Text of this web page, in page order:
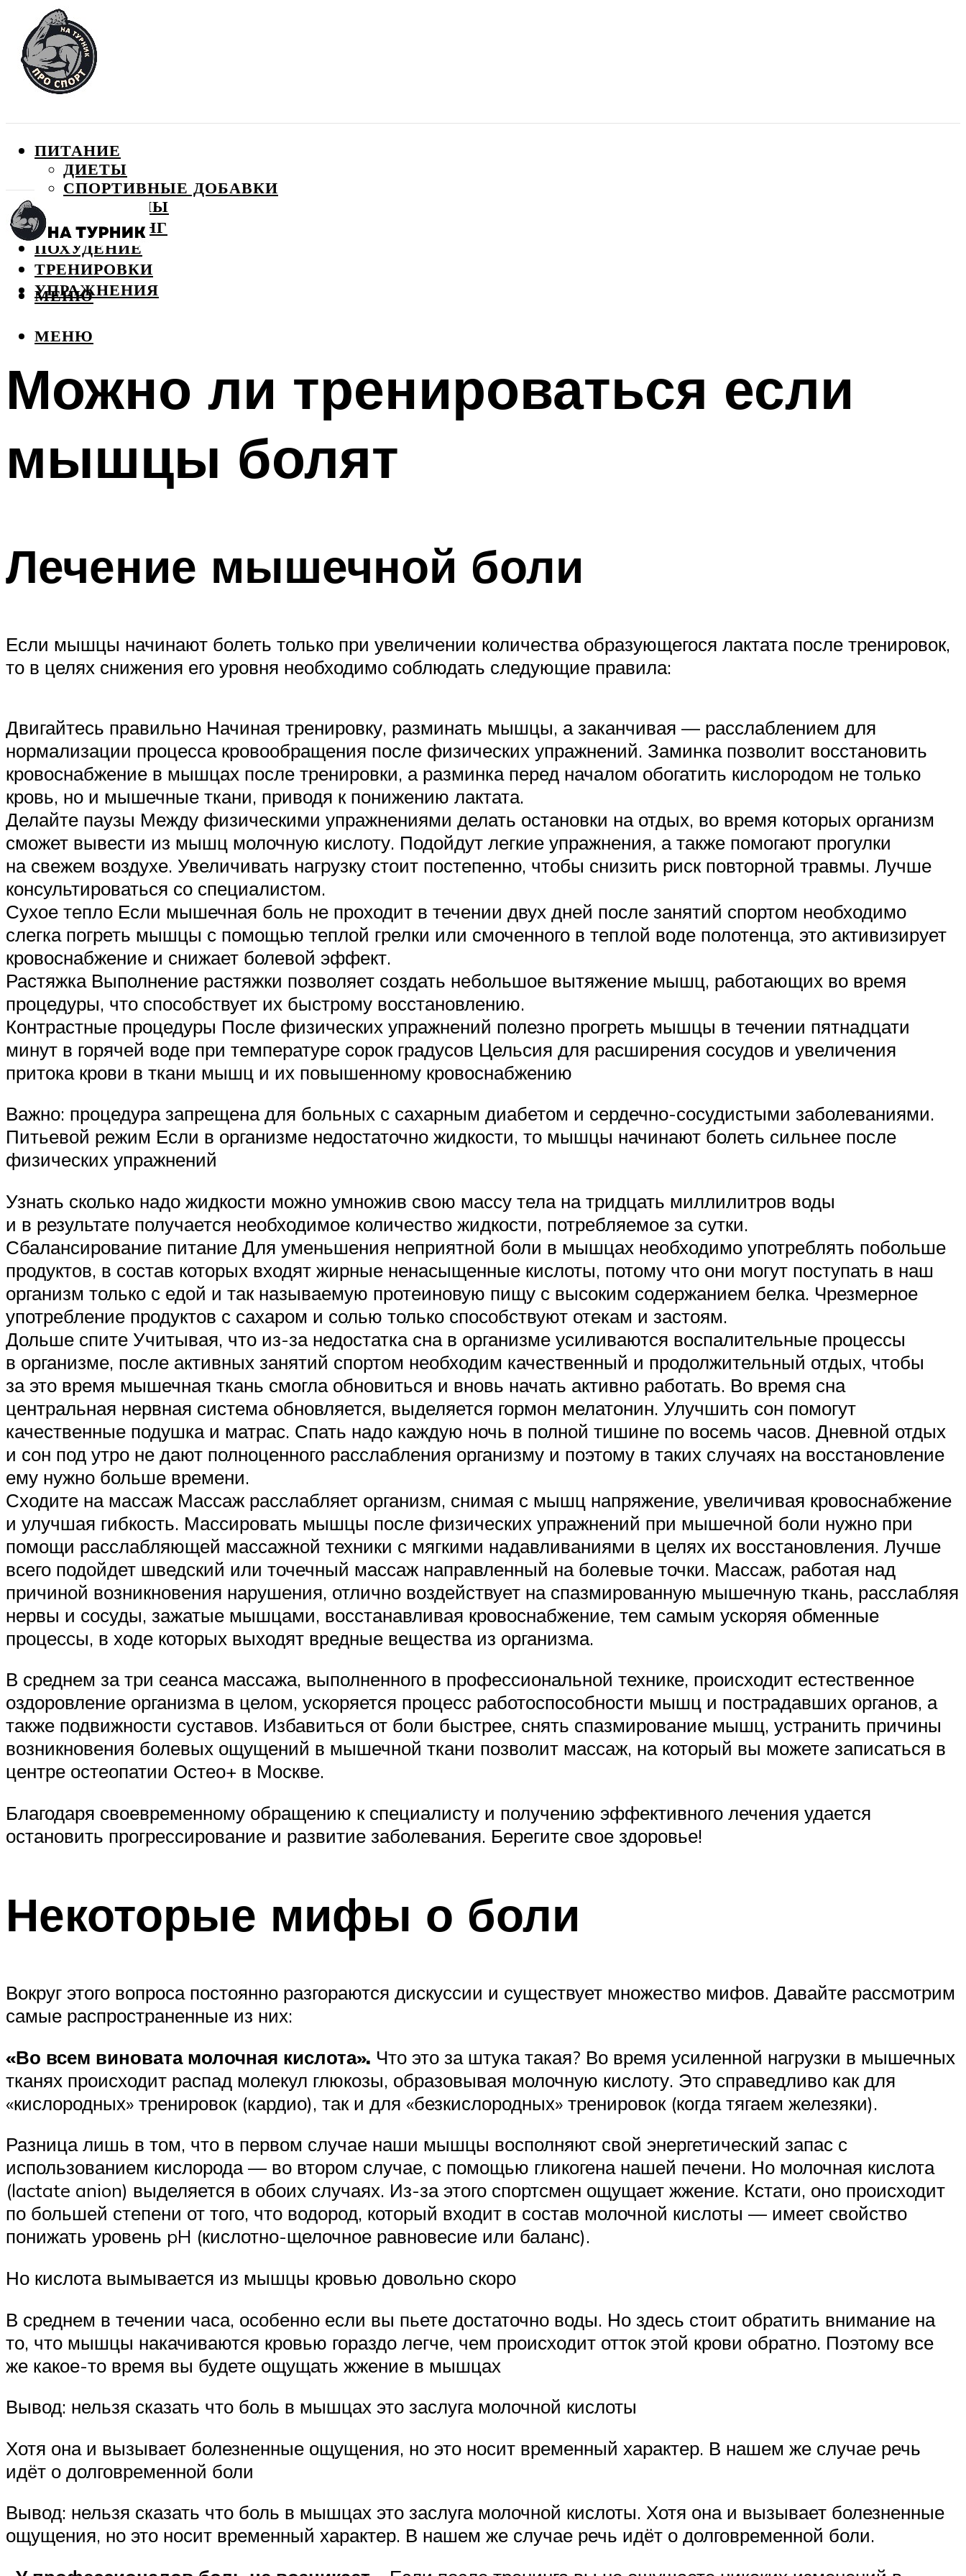
ПИТАНИЕ
ДИЕТЫ
СПОРТИВНЫЕ ДОБАВКИ
ВИТАМИНЫ
БОДИБИЛДИНГ
ПОХУДЕНИЕ
ТРЕНИРОВКИ
УПРАЖНЕНИЯ
МЕНЮ
МЕНЮ
Можно ли тренироваться если
мышцы болят
Лечение мышечной боли
Если мышцы начинают болеть только при увеличении количества образующегося лактата после тренировок,
то в целях снижения его уровня необходимо соблюдать следующие правила:
Двигайтесь правильно Начиная тренировку, разминать мышцы, а заканчивая — расслаблением для
нормализации процесса кровообращения после физических упражнений. Заминка позволит восстановить
кровоснабжение в мышцах после тренировки, а разминка перед началом обогатить кислородом не только
кровь, но и мышечные ткани, приводя к понижению лактата.
Делайте паузы Между физическими упражнениями делать остановки на отдых, во время которых организм
сможет вывести из мышц молочную кислоту. Подойдут легкие упражнения, а также помогают прогулки
на свежем воздухе. Увеличивать нагрузку стоит постепенно, чтобы снизить риск повторной травмы. Лучше
консультироваться со специалистом.
Сухое тепло Если мышечная боль не проходит в течении двух дней после занятий спортом необходимо
слегка погреть мышцы с помощью теплой грелки или смоченного в теплой воде полотенца, это активизирует
кровоснабжение и снижает болевой эффект.
Растяжка Выполнение растяжки позволяет создать небольшое вытяжение мышц, работающих во время
процедуры, что способствует их быстрому восстановлению.
Контрастные процедуры После физических упражнений полезно прогреть мышцы в течении пятнадцати
минут в горячей воде при температуре сорок градусов Цельсия для расширения сосудов и увеличения
притока крови в ткани мышц и их повышенному кровоснабжению
Важно: процедура запрещена для больных с сахарным диабетом и сердечно-сосудистыми заболеваниями.
Питьевой режим Если в организме недостаточно жидкости, то мышцы начинают болеть сильнее после
физических упражнений
Узнать сколько надо жидкости можно умножив свою массу тела на тридцать миллилитров воды
и в результате получается необходимое количество жидкости, потребляемое за сутки.
Сбалансирование питание Для уменьшения неприятной боли в мышцах необходимо употреблять побольше
продуктов, в состав которых входят жирные ненасыщенные кислоты, потому что они могут поступать в наш
организм только с едой и так называемую протеиновую пищу с высоким содержанием белка. Чрезмерное
употребление продуктов с сахаром и солью только способствуют отекам и застоям.
Дольше спите Учитывая, что из-за недостатка сна в организме усиливаются воспалительные процессы
в организме, после активных занятий спортом необходим качественный и продолжительный отдых, чтобы
за это время мышечная ткань смогла обновиться и вновь начать активно работать. Во время сна
центральная нервная система обновляется, выделяется гормон мелатонин. Улучшить сон помогут
качественные подушка и матрас. Спать надо каждую ночь в полной тишине по восемь часов. Дневной отдых
и сон под утро не дают полноценного расслабления организму и поэтому в таких случаях на восстановление
ему нужно больше времени.
Сходите на массаж Массаж расслабляет организм, снимая с мышц напряжение, увеличивая кровоснабжение
и улучшая гибкость. Массировать мышцы после физических упражнений при мышечной боли нужно при
помощи расслабляющей массажной техники с мягкими надавливаниями в целях их восстановления. Лучше
всего подойдет шведский или точечный массаж направленный на болевые точки. Массаж, работая над
причиной возникновения нарушения, отлично воздействует на спазмированную мышечную ткань, расслабляя
нервы и сосуды, зажатые мышцами, восстанавливая кровоснабжение, тем самым ускоряя обменные
процессы, в ходе которых выходят вредные вещества из организма.
В среднем за три сеанса массажа, выполненного в профессиональной технике, происходит естественное
оздоровление организма в целом, ускоряется процесс работоспособности мышц и пострадавших органов, а
также подвижности суставов. Избавиться от боли быстрее, снять спазмирование мышц, устранить причины
возникновения болевых ощущений в мышечной ткани позволит массаж, на который вы можете записаться в
центре остеопатии Остео+ в Москве.
Благодаря своевременному обращению к специалисту и получению эффективного лечения удается
остановить прогрессирование и развитие заболевания. Берегите свое здоровье!
Некоторые мифы о боли
Вокруг этого вопроса постоянно разгораются дискуссии и существует множество мифов. Давайте рассмотрим
самые распространенные из них:
«Во всем виновата молочная кислота». Что это за штука такая? Во время усиленной нагрузки в мышечных
тканях происходит распад молекул глюкозы, образовывая молочную кислоту. Это справедливо как для
«кислородных» тренировок (кардио), так и для «безкислородных» тренировок (когда тягаем железяки).
Разница лишь в том, что в первом случае наши мышцы восполняют свой энергетический запас с
использованием кислорода — во втором случае, с помощью гликогена нашей печени. Но молочная кислота
(lactate anion) выделяется в обоих случаях. Из-за этого спортсмен ощущает жжение. Кстати, оно происходит
по большей степени от того, что водород, который входит в состав молочной кислоты — имеет свойство
понижать уровень pH (кислотно-щелочное равновесие или баланс).
Но кислота вымывается из мышцы кровью довольно скоро
В среднем в течении часа, особенно если вы пьете достаточно воды. Но здесь стоит обратить внимание на
то, что мышцы накачиваются кровью гораздо легче, чем происходит отток этой крови обратно. Поэтому все
же какое-то время вы будете ощущать жжение в мышцах
Вывод: нельзя сказать что боль в мышцах это заслуга молочной кислоты
Хотя она и вызывает болезненные ощущения, но это носит временный характер. В нашем же случае речь
идёт о долговременной боли
Вывод: нельзя сказать что боль в мышцах это заслуга молочной кислоты. Хотя она и вызывает болезненные
ощущения, но это носит временный характер. В нашем же случае речь идёт о долговременной боли.